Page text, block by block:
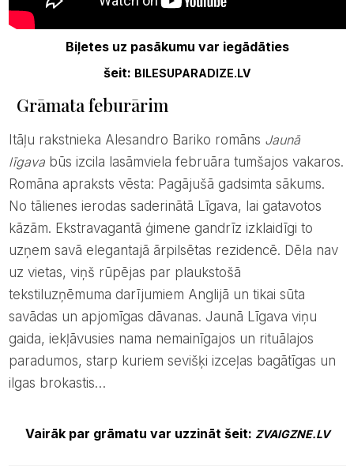
Biļetes uz pasākumu var iegādāties
šeit: BILESUPARADIZE.LV
Grāmata feburārim
Itāļu rakstnieka Alesandro Bariko romāns Jaunā
līgavabūs izcila lasāmviela februāra tumšajos vakaros.
Romāna apraksts vēsta: Pagājušā gadsimta sākums.
No tālienes ierodas saderinātā Līgava, lai gatavotos
kāzām. Ekstravagantā ģimene gandrīz izklaidīgi to
uzņem savā elegantajā ārpilsētas rezidencē. Dēla nav
uz vietas, viņš rūpējas par plaukstošā
tekstiluzņēmuma darījumiem Anglijā un tikai sūta
savādas un apjomīgas dāvanas. Jaunā Līgava viņu
gaida, iekļāvusies nama nemainīgajos un rituālajos
paradumos, starp kuriem sevišķi izceļas bagātīgas un
ilgas brokastis…
Vairāk par grāmatu var uzzināt šeit: ZVAIGZNE.LV